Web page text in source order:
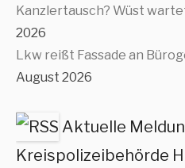
Kanzlertausch? Wüst
2026
Lkw reißt Fassade an
August 2026
Aktuelle
Kreispolizeibehörde